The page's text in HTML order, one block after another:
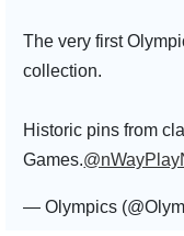
The very first
collection.
Historic pins from
Games.
— Olympics